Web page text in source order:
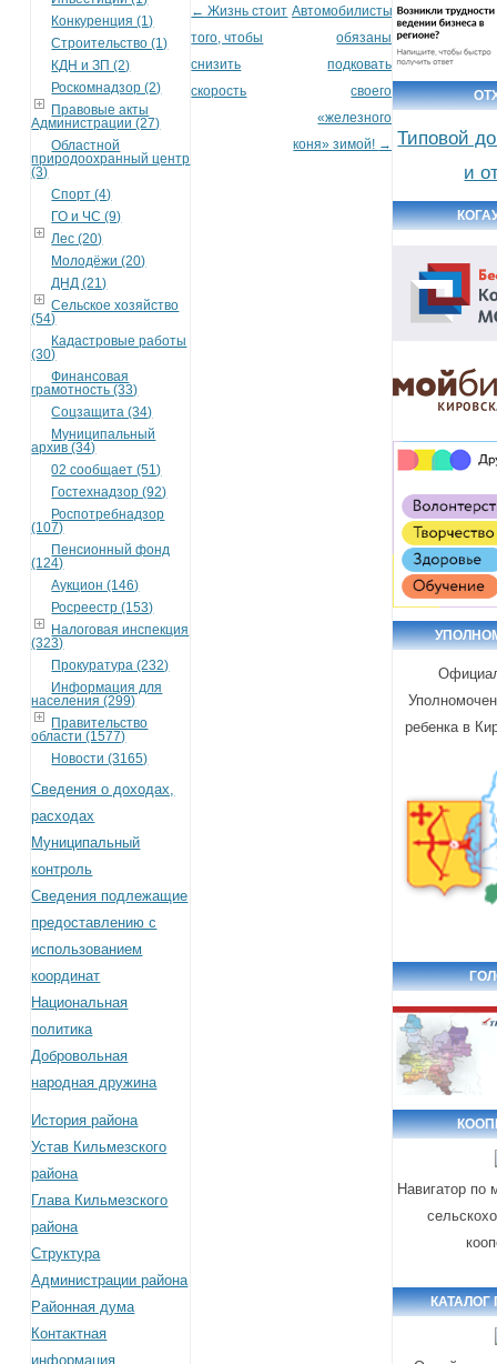
Конкуренция (1)
Строительство (1)
КДН и ЗП (2)
Роскомнадзор (2)
Правовые акты
Администрации (27)
Областной
природоохранный центр
(3)
Спорт (4)
ГО и ЧС (9)
Лес (20)
Молодёжи (20)
ДНД (21)
Сельское хозяйство
(54)
Кадастровые работы
(30)
Финансовая
грамотность (33)
Соцзащита (34)
Муниципальный
архив (34)
02 сообщает (51)
Гостехнадзор (92)
Роспотребнадзор
(107)
Пенсионный фонд
(124)
Аукцион (146)
Росреестр (153)
Налоговая инспекция
(323)
Прокуратура (232)
Информация для
населения (299)
Правительство
области (1577)
Новости (3165)
Сведения о доходах,
расходах
Муниципальный
контроль
Сведения подлежащие
предоставлению с
использованием
координат
Национальная
политика
Добровольная
народная дружина
История района
Устав Кильмезского
района
Глава Кильмезского
района
Структура
Администрации района
Районная дума
Контактная
информация
Post navigation
← Жизнь стоит
того, чтобы
снизить
скорость
Автомобилисты
обязаны
подковать
своего
«железного
коня» зимой! → Типовой
и
ребенка в
Навигатор по
КАТАЛОГ